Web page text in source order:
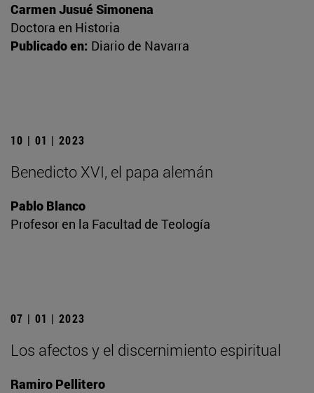
Carmen Jusué Simonena
Doctora en Historia
Publicado en: Diario de Navarra
10 | 01 | 2023
Benedicto XVI, el papa alemán
Pablo Blanco
Profesor en la Facultad de Teología
07 | 01 | 2023
Los afectos y el discernimiento espiritual
Ramiro Pellitero